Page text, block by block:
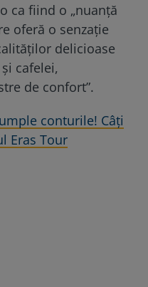
ca fiind o „nuanță
oferă o senzație
delicioase
cafelei,
de confort”.
conturile! Câți
Eras Tour